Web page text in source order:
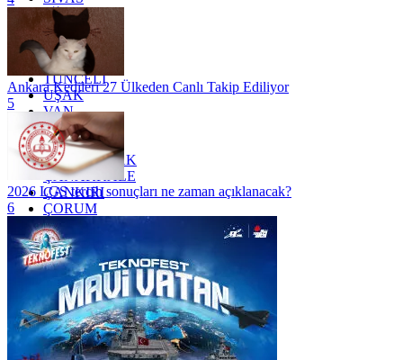
SİİRT
TEKİRDAĞ
TOKAT
TRABZON
TUNCELİ
UŞAK
VAN
YALOVA
YOZGAT
ZONGULDAK
ÇANAKKALE
ÇANKIRI
ÇORUM
İSTANBUL
İZMİR
ŞANLIURFA
ŞIRNAK
Ankara Kedileri 27 Ülkeden Canlı Takip Ediliyor
5
2026 LGS tercih sonuçları ne zaman açıklanacak?
6